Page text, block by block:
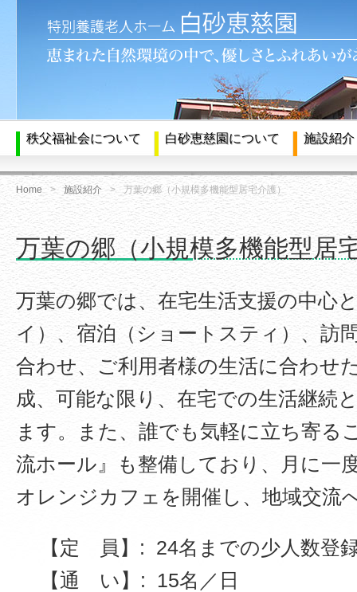
秩父福祉会について 白砂恵慈園について 施設紹介
Home 施設紹介 万葉の郷（小規模多機能型居宅介護）
万葉の郷（小規模多機能型居
万葉の郷では、在宅生活支援の中心
イ）、宿泊（ショートスティ）、訪
合わせ、ご利用者様の生活に合わせ
成、可能な限り、在宅での生活継続
ます。また、誰でも気軽に立ち寄る
流ホール』も整備しており、月に一
オレンジカフェを開催し、地域交流
【定 員】: 24名までの少人数登
【通 い】: 15名／日